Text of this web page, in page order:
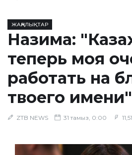
ЖАҢАЛЫҚТАР
Назима:
теперь моя
работать на
твоего имени"
ZTB NEWS 31 тамыз, 0:00